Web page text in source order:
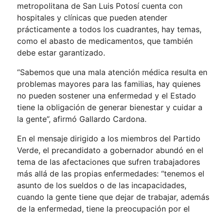
metropolitana de San Luis Potosí cuenta con
hospitales y clínicas que pueden atender
prácticamente a todos los cuadrantes, hay temas,
como el abasto de medicamentos, que también
debe estar garantizado.
“Sabemos que una mala atención médica resulta en
problemas mayores para las familias, hay quienes
no pueden sostener una enfermedad y el Estado
tiene la obligación de generar bienestar y cuidar a
la gente”, afirmó Gallardo Cardona.
En el mensaje dirigido a los miembros del Partido
Verde, el precandidato a gobernador abundó en el
tema de las afectaciones que sufren trabajadores
más allá de las propias enfermedades: “tenemos el
asunto de los sueldos o de las incapacidades,
cuando la gente tiene que dejar de trabajar, además
de la enfermedad, tiene la preocupación por el